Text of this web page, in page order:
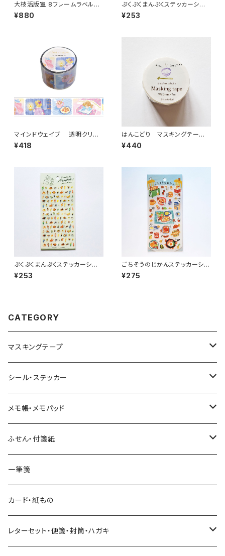
大枝活版室 8フレームラベルブ
ック ブラック LB020
¥880
ぷくぷくまんぷくステッカーシー
ル 82317 洋菓子 ケーキ
¥253
マインドウェイブ 透明クリア
テープ95694 リル ストーリー
midnight scene 30mm
¥418
はんこどり マスキングテー
プ 朝ごはん
¥440
ぷくぷくまんぷくステッカーシー
ル 82315 軽食 喫茶メニュー
¥253
ごちそうのじかんステッカーシー
ル 82926 朝食 いぬ
¥275
CATEGORY
マスキングテープ
ヨハク
和紙
透明クリア
Hutte paper works （プロペラスタジオ）
ネクタイ
透明クリアテープ
柄・モチーフで選ぶ（マステ）
いちご・ストロベリー
マインドウェイブ
シール・ステッカー
フレークシール
パピアプラッツ（作家もの）
ヨハク
ステッカーシール
マインドウェイブ
田村美紀
立体シール
メモ帳・メモパッド
ヨハク
HUTTE PAPER WORKS
表現社（作家もの）
星燈社
ふせん・付箋紙
ヨハク
HUTTE PAPER WORKS
古川紙工
一筆箋
カード・紙もの
レターセット・便箋・封筒・ハガキ